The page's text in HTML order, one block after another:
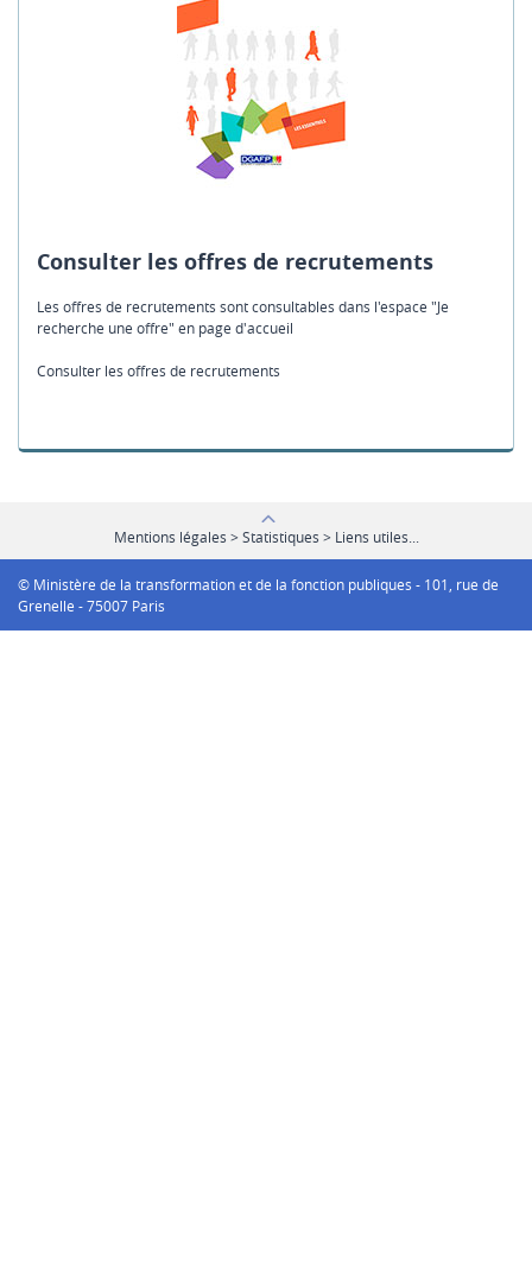
Consulter les offres de recrutements
Les offres de recrutements sont consultables dans l'espace "Je
recherche une offre" en page d'accueil
Consulter les offres de recrutements
Mentions légales > Statistiques > Liens utiles...
© Ministère de la transformation et de la fonction publiques - 101, rue de
Grenelle - 75007 Paris